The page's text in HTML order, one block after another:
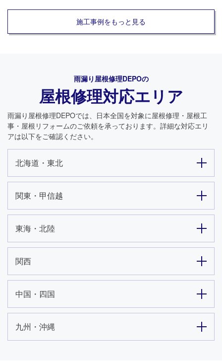
施工事例をもっと見る
雨漏り屋根修理DEPOの
屋根修理対応エリア
雨漏り屋根修理DEPOでは、日本全国を対象に屋根修理・屋根工
事・屋根リフォームのご依頼を承っております。詳細な対応エリ
アは以下をご確認ください。
北海道・東北
関東・甲信越
東海・北陸
関西
中国・四国
九州・沖縄